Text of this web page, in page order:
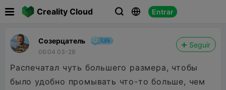
Creality Cloud   Entrar
Созерцатель
06:04 03-28
Seguir
Распечатал чуть большего размера, чтобы
было удобно промывать что-то больше, чем